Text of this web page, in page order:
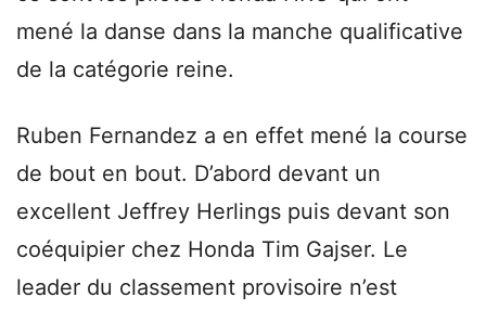
mené la danse dans la manche qualificative
de la catégorie reine.
Ruben Fernandez a en effet mené la course
de bout en bout. D’abord devant un
excellent Jeffrey Herlings puis devant son
coéquipier chez Honda Tim Gajser. Le
leader du classement provisoire n’est